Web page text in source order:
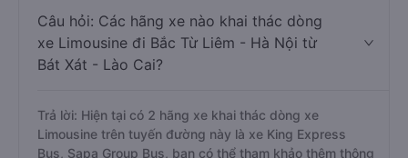
Câu hỏi: Các hãng xe nào khai thác dòng
xe Limousine đi Bắc Từ Liêm - Hà Nội từ
Bát Xát - Lào Cai?
Trả lời: Hiện tại có 2 hãng xe khai thác dòng xe
Limousine trên tuyến đường này là xe King Express
Bus, Sapa Group Bus, bạn có thể tham khảo thêm thông